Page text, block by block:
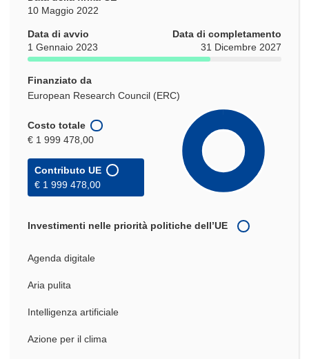
10 Maggio 2022
Data di avvio
1 Gennaio 2023
Data di completamento
31 Dicembre 2027
Finanziato da
European Research Council (ERC)
Costo totale
€ 1 999 478,00
Contributo UE
€ 1 999 478,00
Investimenti nelle priorità politiche dell’UE
Agenda digitale
Aria pulita
Intelligenza artificiale
Azione per il clima